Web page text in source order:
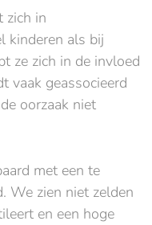
zich in
kinderen als bij
ze zich in de invloed
vaak geassocieerd
oorzaak niet
met een te
We zien niet zelden
en een hoge